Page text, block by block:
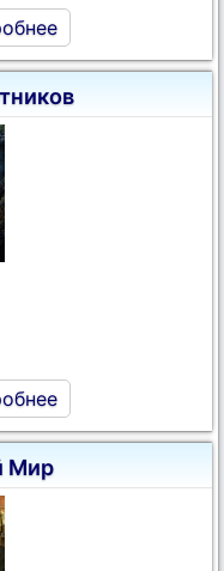
Мир